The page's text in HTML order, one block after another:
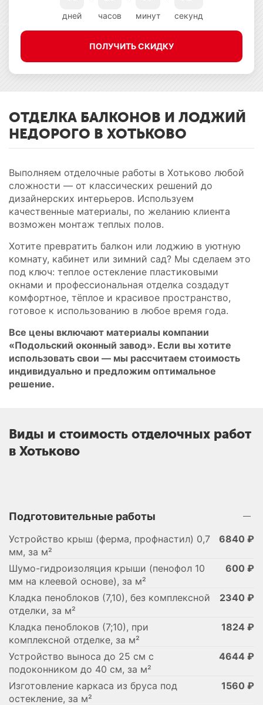
дней часов минут секунд
ПОЛУЧИТЬ СКИДКУ
ОТДЕЛКА БАЛКОНОВ И ЛОДЖИЙ
НЕДОРОГО В ХОТЬКОВО
Выполняем отделочные работы в Хотьково любой
сложности — от классических решений до
дизайнерских интерьеров. Используем
качественные материалы, по желанию клиента
возможен монтаж теплых полов.
Хотите превратить балкон или лоджию в уютную
комнату, кабинет или зимний сад? Мы сделаем это
под ключ: теплое остекление пластиковыми
окнами и профессиональная отделка создадут
комфортное, тёплое и красивое пространство,
готовое к использованию в любое время года.
Все цены включают материалы компании
«Подольский оконный завод». Если вы хотите
использовать свои — мы рассчитаем стоимость
индивидуально и предложим оптимальное
решение.
Виды и стоимость отделочных работ
в Хотьково
Подготовительные работы
Устройство крыш (ферма, профнастил) 0,7
мм, за м²
6840 ₽
Шумо-гидроизоляция крыши (пенофол 10
мм на клеевой основе), за м²
600 ₽
Кладка пеноблоков (7,10), без комплексной
отделки, за м²
2340 ₽
Кладка пеноблоков (7;10), при
комплексной отделке, за м²
1824 ₽
Устройство выноса до 25 см с
подоконником до 40 см, за м²
4644 ₽
Изготовление каркаса из бруса под
остекление, за м²
1560 ₽